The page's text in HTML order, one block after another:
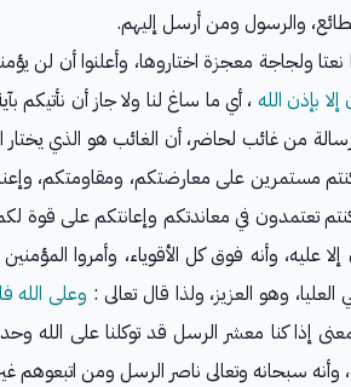
والرسول ومن أرسل إليهم.
نعتا ولجاجة معجزة اختاروها، وأعلنوا أن لن
بإذن الله ، أي ما ساغ لنا ولا جاز أن نأتيكم
رسالة من غائب لحاضر، أن الغائب هو الذي
مستمرين على معارضتكم، ومقاومتكم،
تعتمدون في معاندتكم وإعانتكم على قوة
عليه، وأنه فوق كل الأقوياء، وأمروا
وهو العزيز، ولذا قال تعالى : وعلى الله
إذا كنا معشر الرسل قد توكلنا على
وأنه سبحانه وتعالى ناصر الرسل ومن